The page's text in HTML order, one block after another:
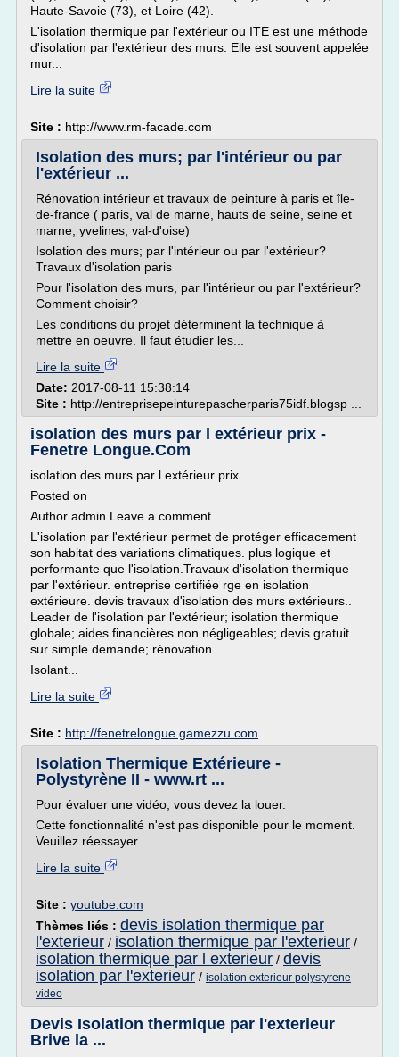
Haute-Savoie (73), et Loire (42).
L'isolation thermique par l'extérieur ou ITE est une méthode
d'isolation par l'extérieur des murs. Elle est souvent appelée
mur...
Lire la suite
Site : http://www.rm-facade.com
Isolation des murs; par l'intérieur ou par
l'extérieur ...
Rénovation intérieur et travaux de peinture à paris et île-
de-france ( paris, val de marne, hauts de seine, seine et
marne, yvelines, val-d'oise)
Isolation des murs; par l'intérieur ou par l'extérieur?
Travaux d'isolation paris
Pour l'isolation des murs, par l'intérieur ou par l'extérieur?
Comment choisir?
Les conditions du projet déterminent la technique à
mettre en oeuvre. Il faut étudier les...
Lire la suite
Date: 2017-08-11 15:38:14
Site : http://entreprisepeinturepascherparis75idf.blogsp ...
isolation des murs par l extérieur prix -
Fenetre Longue.Com
isolation des murs par l extérieur prix
Posted on
Author admin Leave a comment
L'isolation par l'extérieur permet de protéger efficacement
son habitat des variations climatiques. plus logique et
performante que l'isolation.Travaux d'isolation thermique
par l'extérieur. entreprise certifiée rge en isolation
extérieure. devis travaux d'isolation des murs extérieurs..
Leader de l'isolation par l'extérieur; isolation thermique
globale; aides financières non négligeables; devis gratuit
sur simple demande; rénovation.
Isolant...
Lire la suite
Site : http://fenetrelongue.gamezzu.com
Isolation Thermique Extérieure -
Polystyrène II - www.rt ...
Pour évaluer une vidéo, vous devez la louer.
Cette fonctionnalité n'est pas disponible pour le moment.
Veuillez réessayer...
Lire la suite
Site : youtube.com
Thèmes liés : devis isolation thermique par
l'exterieur / isolation thermique par l'exterieur /
isolation thermique par l exterieur / devis
isolation par l'exterieur / isolation exterieur polystyrene
video
Devis Isolation thermique par l'exterieur
Brive la ...